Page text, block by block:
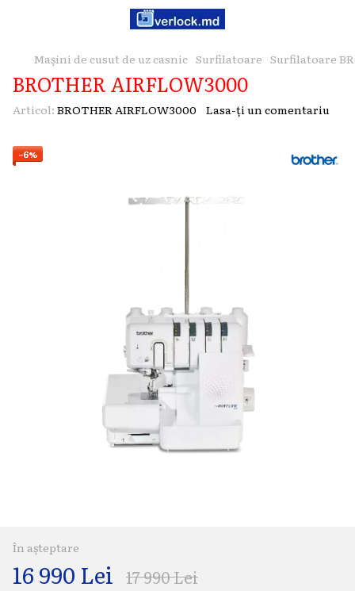
Mașini de cusut de uz casnic Surfilatoare Surfilatoare
BROTHER AIRFLOW3000
Articol: BROTHER AIRFLOW3000 Lasa-ți un comentariu
−6%
În așteptare
16 990 Lei 17 990 Lei